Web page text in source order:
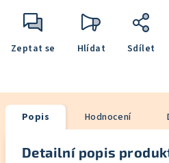
Zeptat se Hlídat Sdílet
Popis Hodnocení
Detailní popis